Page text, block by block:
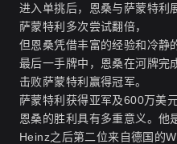
进入单挑后，恩桑与萨蒙特利
萨蒙特利多次尝试翻倍，
但恩桑凭借丰富的经验和冷静
最后一手牌中，恩桑在河牌完
击败萨蒙特利赢得冠军。
萨蒙特利获得亚军及600万美元
恩桑的胜利具有多重意义。他
Heinz之后第二位来自德国的